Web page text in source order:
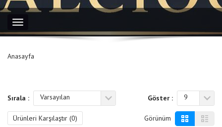
Toggle
navigation
Anasayfa
Sırala : Varsayılan Göster : 9
Ürünleri Karşılaştır (0) Görünüm